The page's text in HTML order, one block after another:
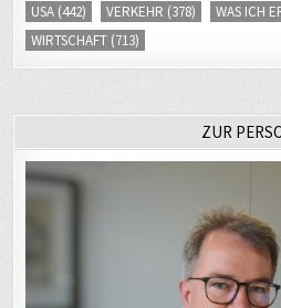
USA (442) VERKEHR (378) WAS ICH
WIRTSCHAFT (713)
ZUR